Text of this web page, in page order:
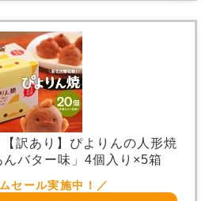
【訳あり】ぴよりんの人形焼
んバター味」4個入り×5箱